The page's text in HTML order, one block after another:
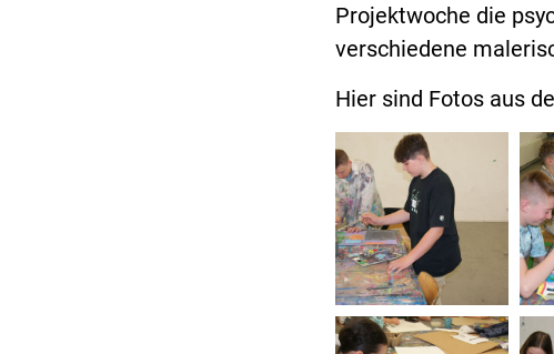
Projektwoche die
verschiedene
Hier sind Fotos aus